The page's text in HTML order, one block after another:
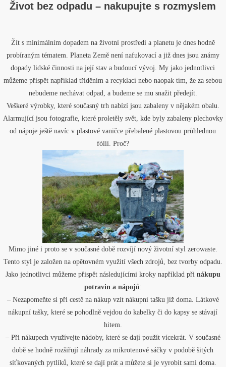
Život bez odpadu – nakupujte s rozmyslem
Žít s minimálním dopadem na životní prostředí a planetu je dnes hodně
probíraným tématem. Planeta Země není nafukovací a již dnes jsou známy
dopady lidské činnosti na její stav a budoucí vývoj. My jako jednotlivci
můžeme přispět například tříděním a recyklací nebo naopak tím, že za sebou
nebudeme nechávat odpad, a budeme se mu snažit předejít.
Veškeré výrobky, které současný trh nabízí jsou zabaleny v nějakém obalu.
Alarmující jsou fotografie, které proletěly svět, kde byly zabaleny plechovky
od nápoje ještě navíc v plastové vaničce přebalené plastovou průhlednou
fólií. Proč?
Mimo jiné i proto se v současné době rozvíjí nový životní styl zerowaste.
Tento styl je založen na opětovném využití všech zdrojů, bez tvorby odpadu.
Jako jednotlivci můžeme přispět následujícími kroky například při nákupu
potravin a nápojů:
– Nezapomeňte si při cestě na nákup vzít nákupní tašku již doma. Látkové
nákupní tašky, které se pohodlně vejdou do kabelky či do kapsy se stávají
hitem.
– Při nákupech využívejte nádoby, které se dají použít vícekrát. V současné
době se hodně rozšiřují náhrady za mikrotenové sáčky v podobě šitých
síťkovaných pytlíků, které se dají prát a můžete si je vyrobit sami doma.